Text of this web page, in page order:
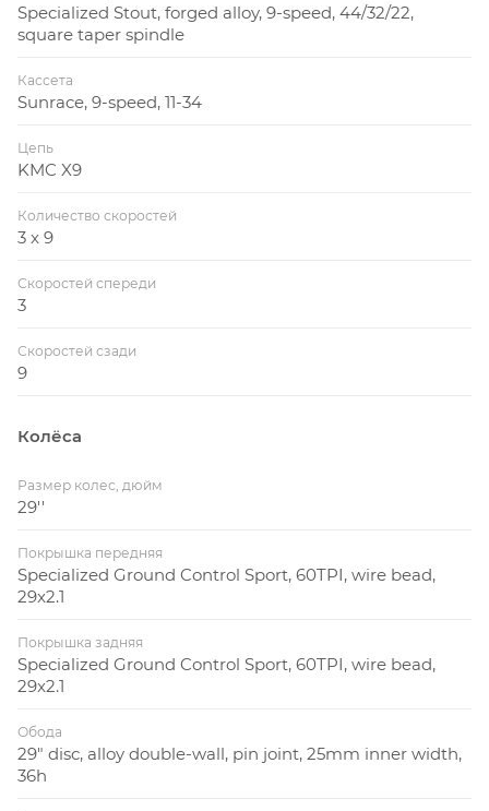
Specialized Stout, forged alloy, 9-speed, 44/32/22,
square taper spindle
Кассета
Sunrace, 9-speed, 11-34
Цепь
KMC X9
Количество скоростей
3 x 9
Скоростей спереди
3
Скоростей сзади
9
Колёса
Размер колес, дюйм
29''
Покрышка передняя
Specialized Ground Control Sport, 60TPI, wire bead,
29x2.1
Покрышка задняя
Specialized Ground Control Sport, 60TPI, wire bead,
29x2.1
Обода
29" disc, alloy double-wall, pin joint, 25mm inner width,
36h